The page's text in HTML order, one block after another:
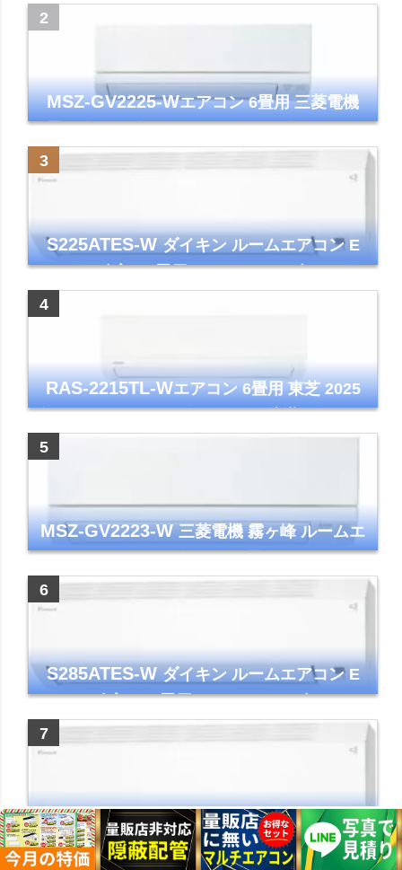
MSZ-GV2225-Wエアコン 6畳用 三菱電機
霧ヶ峰 2025年モデル GVシリーズ ピュアホ
ワイト 清潔 除湿 単相100V
S225ATES-Wダイキン ルームエアコン E
シリーズ 主に6畳用 ホワイト 2025年モデル
RAS-2215TL-Wエアコン 6畳用 東芝 2025
年モデル TLシリーズ ホワイト 壁掛け クーラ
MSZ-GV2223-W三菱電機 霧ヶ峰 ルームエ
アコン GVシリーズ おもに6畳用 ピュアホワ
イト 2023年モデル
S285ATES-Wダイキン ルームエアコン E
シリーズ 主に10畳用 ホワイト 2025年モデル
コンパクトモデル ストリーマ
S565ATEP-Wダイキン ルームエアコン E
シリーズ 主に18畳用 ホワイト 2025年モデル